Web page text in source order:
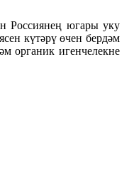
Россиянең югары уку
күтәрү өчен бердәм
органик игенчелекне